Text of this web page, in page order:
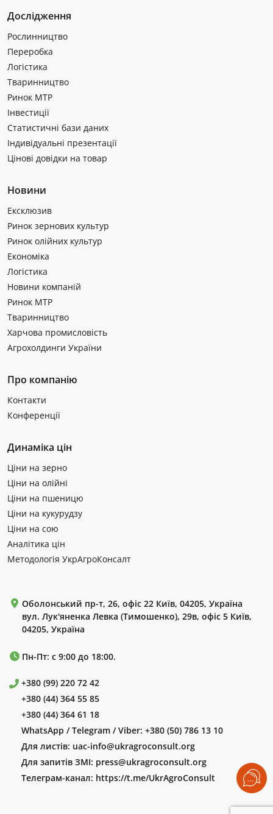
Дослідження
Рослинництво
Переробка
Логістика
Тваринництво
Ринок МТР
Інвестиції
Статистичні бази даних
Індивідуальні презентації
Цінові довідки на товар
Новини
Ексклюзив
Ринок зернових культур
Ринок олійних культур
Економіка
Логістика
Новини компаній
Ринок МТР
Тваринництво
Харчова промисловість
Агрохолдинги України
Про компанію
Контакти
Конференції
Динаміка цін
Ціни на зерно
Ціни на олійні
Ціни на пшеницю
Ціни на кукурудзу
Ціни на сою
Аналітика цін
Методологія УкрАгроКонсалт
Оболонський пр-т, 26, офіс 22 Київ, 04205, Україна
вул. Лук'яненка Левка (Тимошенко), 29в, офіс 5 Київ,
04205, Україна
Пн-Пт: с 9:00 до 18:00.
+380 (99) 220 72 42
+380 (44) 364 55 85
+380 (44) 364 61 18
WhatsApp / Telegram / Viber: +380 (50) 786 13 10
Для листів: uac-info@ukragroconsult.org
Для запитів ЗМІ: press@ukragroconsult.org
Телеграм-канал: https://t.me/UkrAgroConsult